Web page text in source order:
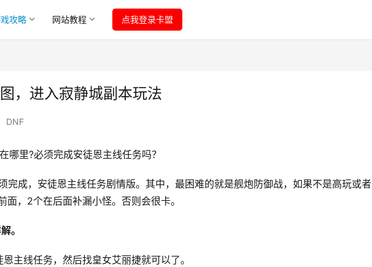
攻略 网站教程 点我登录卡盟
，进入寂静城副本玩法
DNF
哪里?必须完成安徒恩主线任务吗？
完成，安徒恩主线任务剧情版。其中，最困难的就是舰炮防御战，如果不是高玩或者
面，2个在后面补漏小怪。否则会很卡。
。
主线任务，然后找皇女艾丽捷就可以了。